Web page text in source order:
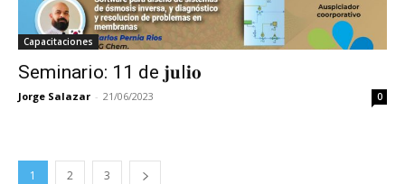
Capacitaciones
Seminario: 11 de 𝐣𝐮l𝐢𝐨
Jorge Salazar - 21/06/2023 0
1 2 3